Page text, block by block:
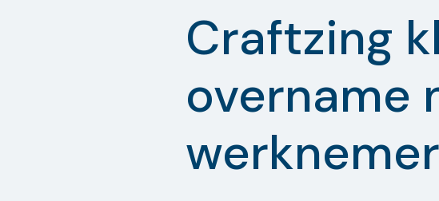
Craftzing
overname